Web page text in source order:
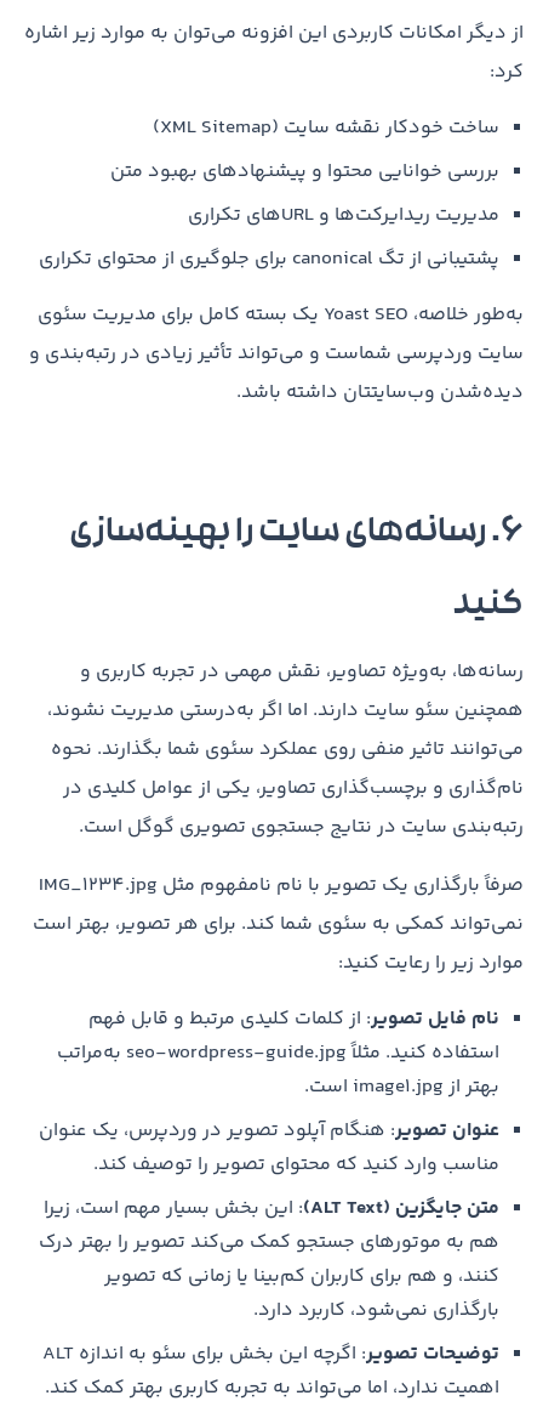
از دیگر امکانات کاربردی این افزونه می‌توان به موارد زیر اشاره
کرد:
ساخت خودکار نقشه سایت (XML Sitemap)
بررسی خوانایی محتوا و پیشنهادهای بهبود متن
مدیریت ریدایرکت‌ها و URL‌های تکراری
پشتیبانی از تگ canonical برای جلوگیری از محتوای تکراری
به‌طور خلاصه، Yoast SEO یک بسته کامل برای مدیریت سئوی
سایت وردپرسی شماست و می‌تواند تأثیر زیادی در رتبه‌بندی و
دیده‌شدن وب‌سایتتان داشته باشد.
۶. رسانه‌های سایت را بهینه‌سازی
کنید
رسانه‌ها، به‌ویژه تصاویر، نقش مهمی در تجربه کاربری و
همچنین سئو سایت دارند. اما اگر به‌درستی مدیریت نشوند،
می‌توانند تاثیر منفی روی عملکرد سئوی شما بگذارند. نحوه
نام‌گذاری و برچسب‌گذاری تصاویر، یکی از عوامل کلیدی در
رتبه‌بندی سایت در نتایج جستجوی تصویری گوگل است.
صرفاً بارگذاری یک تصویر با نام نامفهوم مثل IMG_1234.jpg
نمی‌تواند کمکی به سئوی شما کند. برای هر تصویر، بهتر است
موارد زیر را رعایت کنید:
نام فایل تصویر: از کلمات کلیدی مرتبط و قابل فهم
استفاده کنید. مثلاً seo-wordpress-guide.jpg به‌مراتب
بهتر از image1.jpg است.
عنوان تصویر: هنگام آپلود تصویر در وردپرس، یک عنوان
مناسب وارد کنید که محتوای تصویر را توصیف کند.
متن جایگزین (ALT Text)
: این بخش بسیار مهم است، زیرا
هم به موتورهای جستجو کمک می‌کند تصویر را بهتر درک
کنند، و هم برای کاربران کم‌بینا یا زمانی که تصویر
بارگذاری نمی‌شود، کاربرد دارد.
توضیحات تصویر
: اگرچه این بخش برای سئو به اندازه ALT
اهمیت ندارد، اما می‌تواند به تجربه کاربری بهتر کمک کند.